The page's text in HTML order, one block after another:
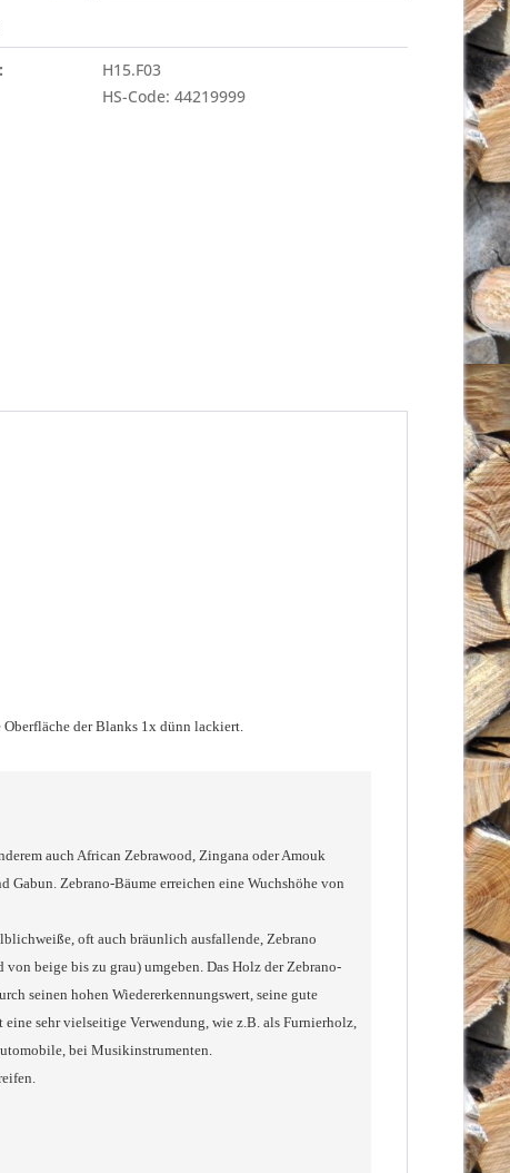
H15.F03
HS-Code: 44219999
der Blanks 1x dünn lackiert.
auch African Zebrawood, Zingana oder Amouk
Gabun. Zebrano-Bäume erreichen eine Wuchshöhe von
oft auch bräunlich ausfallende, Zebrano
beige bis zu grau) umgeben. Das Holz der Zebrano-
seinen hohen Wiedererkennungswert, seine gute
sehr vielseitige Verwendung, wie z.B. als Furnierholz,
bei Musikinstrumenten.